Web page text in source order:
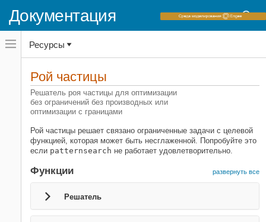
Документация
Переключатель
навигационного
меню
переключатель
навигационного
Global Optimization Toolbox
Категория
Toolbox
Установка оптимизации, основанной
на проблеме
Настройка Задачи Оптимизации на
Основе Решателя
Глобальная переменная или
множественный поиск начальной
Ресурсы
Рой частицы
Решатель роя частицы для оптимизации
без ограничений без производных или
оптимизации с границами
Рой частицы решает связано ограниченные задачи с целевой
функцией, которая может быть несглаженной. Попробуйте это
если patternsearch не работает удовлетворительно.
Функции развернуть все
Решатель